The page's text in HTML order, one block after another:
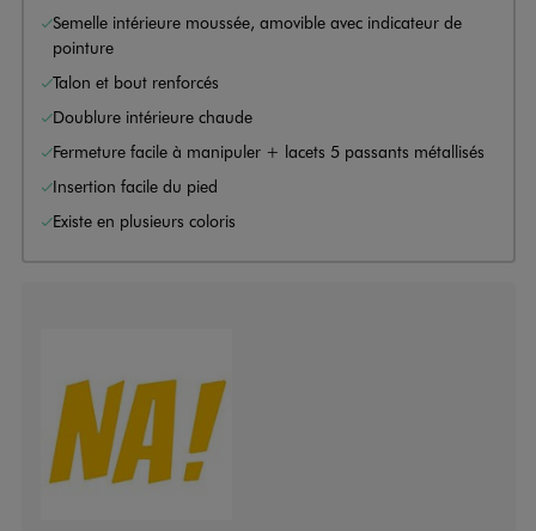
Semelle intérieure moussée, amovible avec indicateur de
pointure
Talon et bout renforcés
Doublure intérieure chaude
Fermeture facile à manipuler + lacets 5 passants métallisés
Insertion facile du pied
Existe en plusieurs coloris